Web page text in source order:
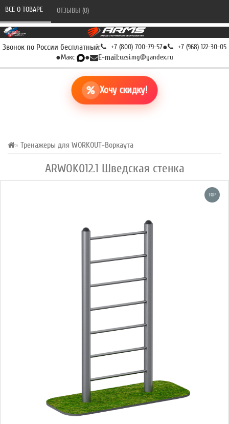
Звонок по России бесплатный: +7 (800) 700-79-57● +7 (968) 122-30-05
●Макс ● E-mail:uzsi.mg@yandex.ru
Хочу скидку!
Тренажеры для WORKOUT-Воркаута
ARWOK012.1 Шведская стенка
ВСЕ О ТОВАРЕ ОТЗЫВЫ (0)
TOP